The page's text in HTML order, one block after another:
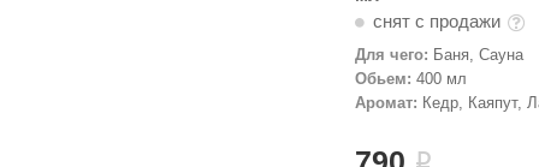
снят с продажи
Для чего: Баня, Сауна
Обьем: 400 мл
Аромат: Кедр, Каяпут,
i